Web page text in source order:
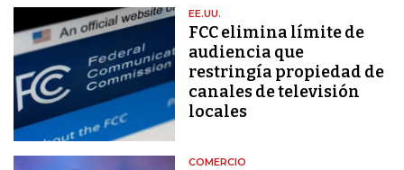
EE.UU.
FCC elimina límite de
audiencia que
restringía propiedad de
canales de televisión
locales
COMERCIO